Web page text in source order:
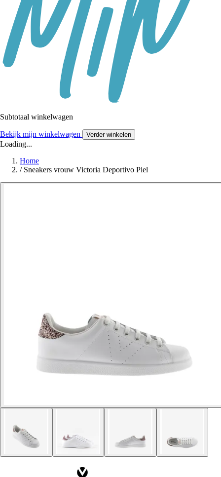
Subtotaal winkelwagen
Bekijk mijn winkelwagen Verder winkelen
Loading...
Home
/ Sneakers vrouw Victoria Deportivo Piel